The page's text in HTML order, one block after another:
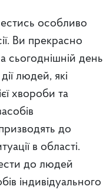
особливо
Ви прекрасно
сьогоднішній день
людей, які
хвороби та
до
в області.
до людей
індивідуального